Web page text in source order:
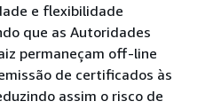
e flexibilidade
que as Autoridades
permaneçam off-line
de certificados às
assim o risco de